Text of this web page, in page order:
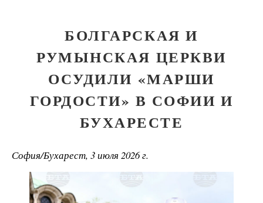
БОЛГАРСКАЯ И
РУМЫНСКАЯ ЦЕРКВИ
ОСУДИЛИ «МАРШИ
ГОРДОСТИ» В СОФИИ И
БУХАРЕСТЕ
София/Бухарест, 3 июля 2026 г.